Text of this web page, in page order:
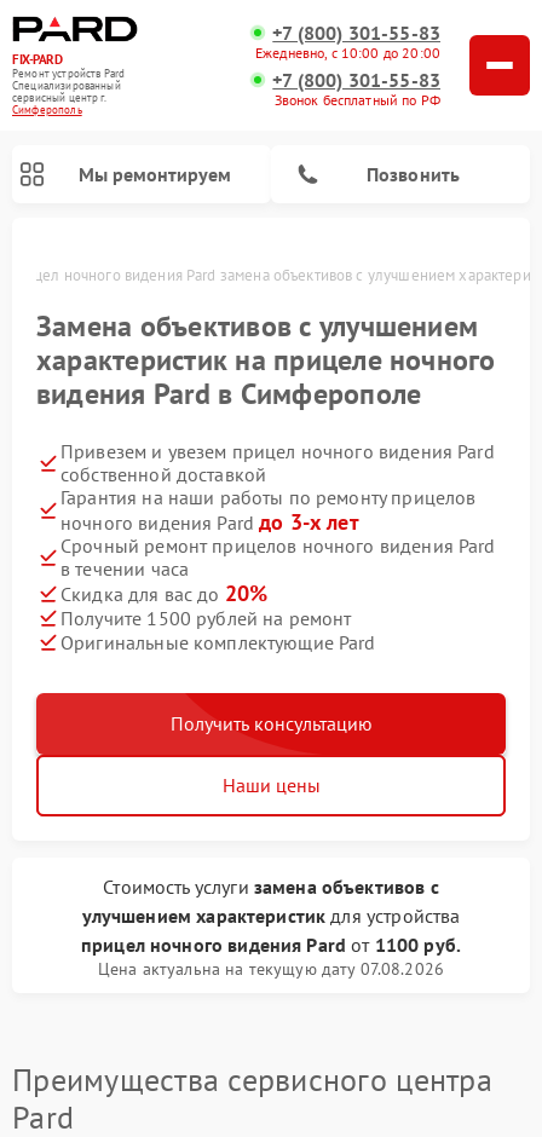
FIX-PARD
Ремонт устройств Pard
Специализированный
cервисный центр г.
Симферополь
+7 (800) 301-55-83
Ежедневно, с 10:00 до 20:00
+7 (800) 301-55-83
Звонок бесплатный по РФ
Мы ремонтируем Позвонить
Прицел ночного видения Pard замена объективов с улучшением
Замена объективов с улучшением
характеристик на прицеле ночного
видения Pard в Симферополе
Привезем и увезем прицел ночного видения Pard
собственной доставкой
Гарантия на наши работы по ремонту прицелов
ночного видения Pardдо 3-х лет
Срочный ремонт прицелов ночного видения Pard
в течении часа
Скидка для вас до 20%
Получите 1500 рублей на ремонт
Оригинальные комплектующие Pard
Получить консультацию
Наши цены
Стоимость услуги замена объективов с
улучшением характеристик для устройства
прицел ночного видения Pard от 1100 руб.
Цена актуальна на текущую дату 07.08.2026
Преимущества сервисного центра
Pard